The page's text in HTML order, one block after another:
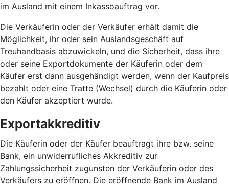
im Ausland mit einem Inkassoauftrag vor.
Die Verkäuferin oder der Verkäufer erhält damit die
Möglichkeit, ihr oder sein Auslandsgeschäft auf
Treuhandbasis abzuwickeln, und die Sicherheit, dass ihre
oder seine Exportdokumente der Käuferin oder dem
Käufer erst dann ausgehändigt werden, wenn der Kaufpreis
bezahlt oder eine Tratte (Wechsel) durch die Käuferin oder
den Käufer akzeptiert wurde.
Exportakkreditiv
Die Käuferin oder der Käufer beauftragt ihre bzw. seine
Bank, ein unwiderrufliches Akkreditiv zur
Zahlungssicherheit zugunsten der Verkäuferin oder des
Verkäufers zu eröffnen. Die eröffnende Bank im Ausland